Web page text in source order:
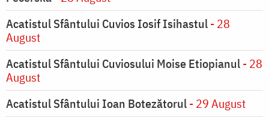
Acatistul Sfântului Cuvios Iosif Isihastul- 28
August
Acatistul Sfântului Cuviosului Moise Etiopianul- 28
August
Acatistul Sfântului Ioan Botezătorul- 29 August